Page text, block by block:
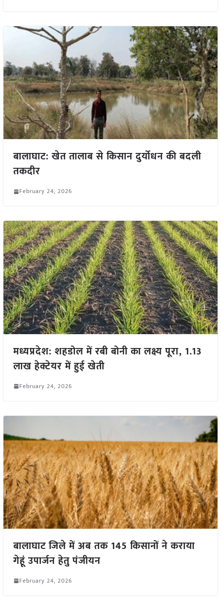
बालाघाट: खेत तालाब से किसान दुर्योधन की बदली
तकदीर
February 24, 2026
मध्यप्रदेश: शहडोल में रबी बोनी का लक्ष्य पूरा, 1.13
लाख हेक्टेयर में हुई खेती
February 24, 2026
बालाघाट जिले में अब तक 145 किसानों ने कराया
गेहूं उपार्जन हेतु पंजीयन
February 24, 2026